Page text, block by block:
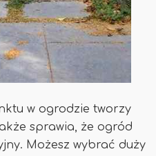
w ogrodzie tworzy
sprawia, że ​​ogród
Możesz wybrać duży